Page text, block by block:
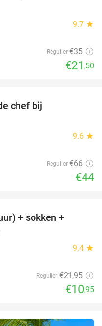
9.7 star
Regulier €35
€21 ,50
chef bij
9.6 star
Regulier €66
€44
+ sokken +
9.4 star
Regulier €21,95
€10,95